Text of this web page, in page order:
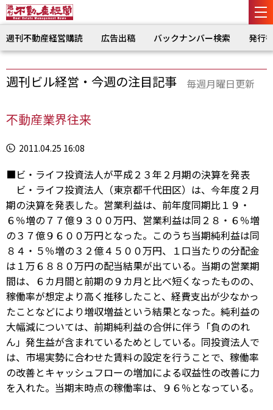
週刊不動産経営購読 広告出稿 バックナンバー検索 発行
週刊ビル経営・今週の注目記事 毎週月曜日更新
不動産業界往来
2011.04.25 16:08
■ビ・ライフ投資法人が平成２３年２月期の決算を発表
ビ・ライフ投資法人（東京都千代田区）は、今年度２月
期の決算を発表した。営業利益は、前年度同期比１９・
６％増の７７億９３００万円、営業利益は同２８・６％増
の３７億９６００万円となった。このうち当期純利益は同
８４・５％増の３２億４５００万円、１口当たりの分配金
は１万６８８０万円の配当結果が出ている。当期の営業期
間は、６カ月間と前期の９カ月と比べ短くなったものの、
稼働率が想定より高く推移したこと、経費支出が少なかっ
たことなどにより増収増益という結果となった。純利益の
大幅減については、前期純利益の合併に伴う「負ののれ
ん」発生益が含まれているためとしている。同投資法人で
は、市場実勢に合わせた賃料の設定を行うことで、稼働率
の改善とキャッシュフローの増加による収益性の改善に力
を入れた。当期末時点の稼働率は、９６％となっている。